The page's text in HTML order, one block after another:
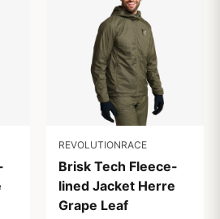
REVOLUTIONRACE
Brisk Tech Fleece-
lined Jacket Herre
Grape Leaf